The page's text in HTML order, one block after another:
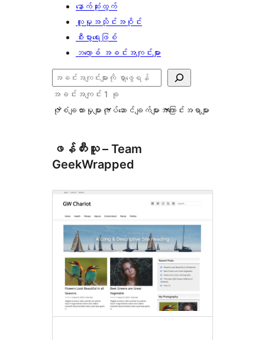
နောက်ဆုံးထွက်
လူမှုအသိုင်းအဝိုင်း
စီးပွားရေးဖြစ်
ဘလော့ခ် အခင်းအကျင်းများ
ရှာ
ပါ
အခင်းအကျင်း 1 ခု
ပုံစံချထားမှုများ လုပ်ဆောင်ချက်များ အကြောင်းအရာများ
ဖန်တီးသူ – Team
GeekWrapped